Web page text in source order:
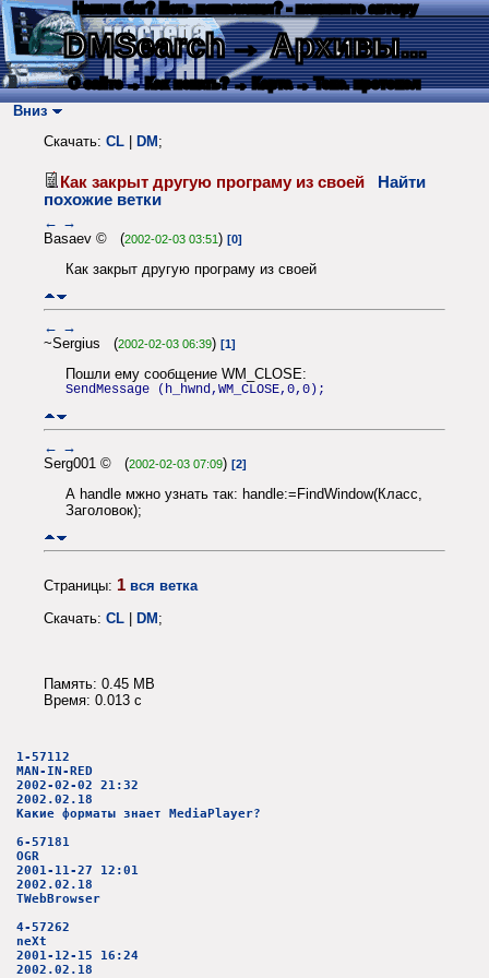
Нашли баг? Есть пожелания? - напишите автору
DMSearch→ Архивы...
О сайте → Как искать? → Карта → Текс. протокол
Вниз
Скачать: CL DM ;
Как закрыт другую програму из своей
Найти
похожие ветки
← →
Basaev © (2002-02-03 03:51) [0]
Как закрыт другую програму из своей
← →
~Sergius (2002-02-03 06:39) [1]
Пошли ему сообщение WM_CLOSE:
SendMessage (h_hwnd,WM_CLOSE,0,0);
← →
Serg001 © (2002-02-03 07:09) [2]
А handle мжно узнать так: handle:=FindWindow(Класс,
Заголовок);
Страницы: 1 вся ветка
Скачать: CL | DM;
Память: 0.45 MB
Время: 0.013 c
1-57112
MAN-IN-RED
2002-02-02 21:32
2002.02.18
Какие форматы знает MediaPlayer?
6-57181
OGR
2001-11-27 12:01
2002.02.18
TWebBrowser
4-57262
neXt
2001-12-15 16:24
2002.02.18